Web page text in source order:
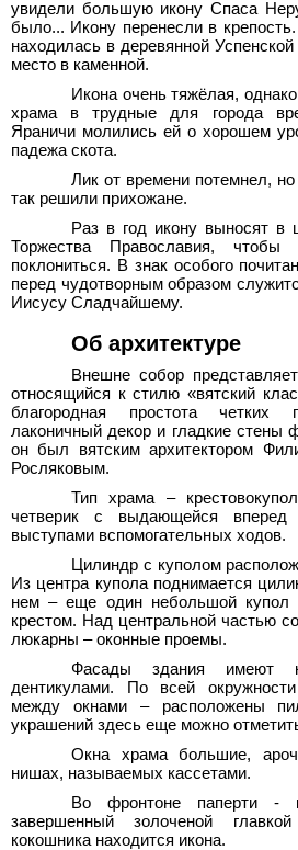
увидели большую икону Спаса
было... Икону перенесли в
находилась в деревянной
место в каменной.
Икона очень тяжёлая,
храма в трудные для города
Яраничи молились ей о хорошем
падежа скота.
Лик от времени потемнел,
так решили прихожане.
Раз в год икону выносят в
Торжества Православия,
поклониться. В знак особого
перед чудотворным образом
Иисусу Сладчайшему.
Об архитектуре
Внешне собор
относящийся к стилю «вятский
благородная простота четких
лаконичный декор и гладкие стены
он был вятским архитектором
Росляковым.
Тип храма –
четверик с выдающейся вперед
выступами вспомогательных ходов.
Цилиндр с куполом
Из центра купола поднимается
нем – еще один небольшой купол
крестом. Над центральной частью
люкарны – оконные проемы.
Фасады здания имеют
дентикулами. По всей
между окнами – расположены
украшений здесь еще можно
Окна храма большие,
нишах, называемых кассетами.
Во фронтоне паперти -
завершенный золоченой
кокошника находится икона.